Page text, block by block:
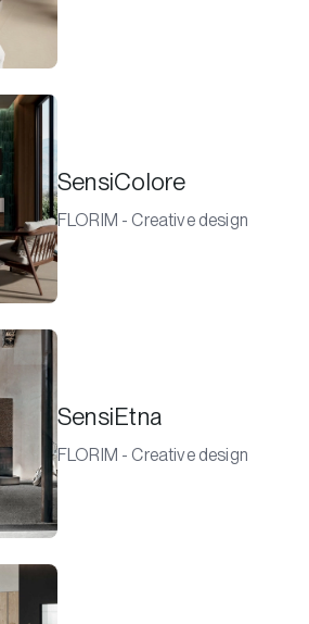
SensiColore
FLORIM - Creative design
SensiEtna
FLORIM - Creative design